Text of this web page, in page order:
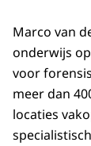
Marco van
onderwijs
voor
meer dan
locaties